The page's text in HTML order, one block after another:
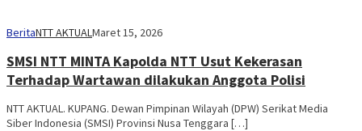
BeritaNTT AKTUALMaret 15, 2026
SMSI NTT MINTA Kapolda NTT Usut Kekerasan
Terhadap Wartawan dilakukan Anggota Polisi
NTT AKTUAL. KUPANG. Dewan Pimpinan Wilayah (DPW) Serikat Media
Siber Indonesia (SMSI) Provinsi Nusa Tenggara […]